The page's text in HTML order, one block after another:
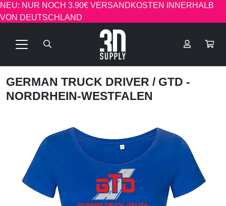
NEU: NUR NOCH 3.90€ VERSANDKOSTEN INNERHALB
VON DEUTSCHLAND
GERMAN TRUCK DRIVER / GTD -
NORDRHEIN-WESTFALEN